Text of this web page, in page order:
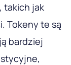
takich jak
Tokeny te są
bardziej